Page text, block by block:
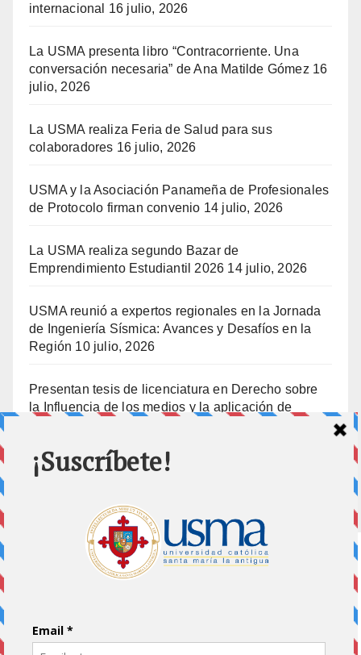
internacional
16 julio, 2026
La USMA presenta libro “Contracorriente. Una
conversación necesaria” de Ana Matilde Gómez 16
julio, 2026
La USMA realiza Feria de Salud para sus
colaboradores 16 julio, 2026
USMA y la Asociación Panameña de Profesionales
de Protocolo firman convenio 14 julio, 2026
La USMA realiza segundo Bazar de
Emprendimiento Estudiantil 2026 14 julio, 2026
USMA reunió a expertos regionales en la Jornada
de Ingeniería Sísmica: Avances y Desafíos en la
Región 10 julio, 2026
Presentan tesis de licenciatura en Derecho sobre
la Influencia de los medios y la aplicación de